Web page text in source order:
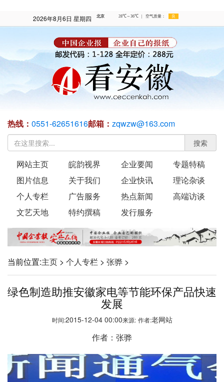
2026年8月6日 星期四
热线： 0551-62651616邮箱： zqwzw@163.com
搜索
网站主页 皖韵视界 企业要闻
专题特稿
图片信息
关于我们 企业快讯
理论杂谈
个人专栏
广告服务 热点新闻
高端访谈
文艺天地
特约撰稿 发行服务
当前位置:主页 > 个人专栏 > 张骅 >
绿色制造助推安徽家电等节能环保产品快速
发展
时间:2015-12-04 00:00来源: 作者:老网站
作者：张骅